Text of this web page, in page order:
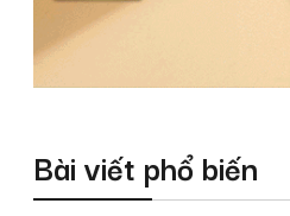
Bài viết phổ biến